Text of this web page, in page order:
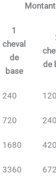
1
cheval
de
base
de
240 120
720 240
1680 420
3360 672